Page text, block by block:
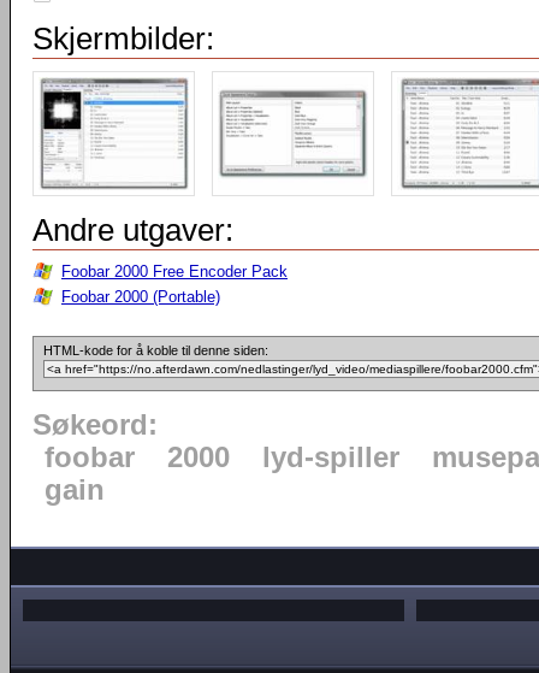
Skjermbilder:
Andre utgaver:
Foobar 2000 Free Encoder Pack
Foobar 2000 (Portable)
HTML-kode for å koble til denne siden:
Søkeord:
foobar
2000 lyd-spiller
gain